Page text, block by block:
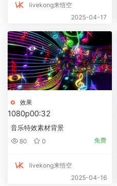
livekong来悟空
2025-04-17
效果
1080p00:32
音乐特效素材背景
80 0 免费
livekong来悟空
2025-04-16